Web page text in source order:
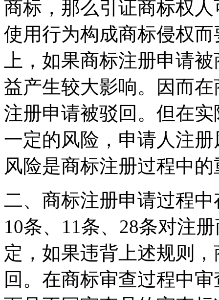
商标，那么引证商标权
使用行为构成商标侵权
上，如果商标注册申请
益产生较大影响。因而
注册申请被驳回。但在
一定的风险，申请人注
风险是商标注册过程中
二、商标注册申请过程
10条、11条、28条对注
定，如果违背上述规则
回。在商标审查过程中